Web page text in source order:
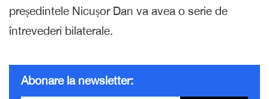
președintele Nicușor Dan va avea o serie de
întrevederi bilaterale.
Abonare la newsletter: